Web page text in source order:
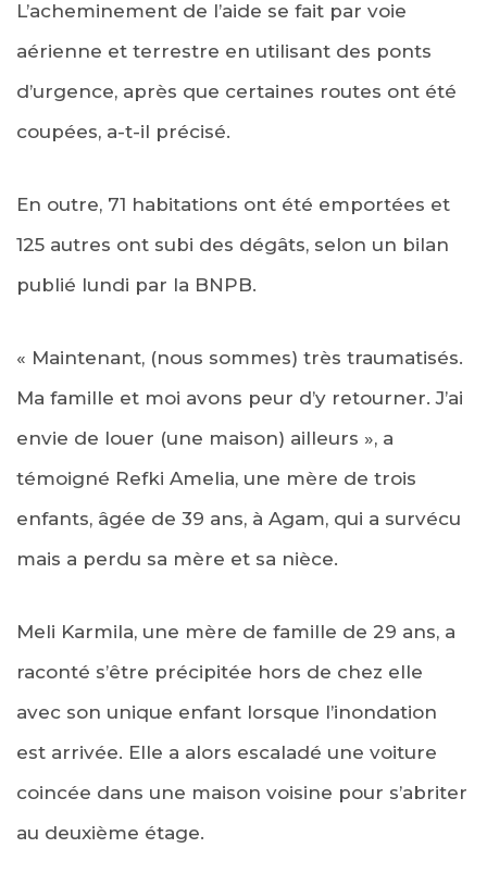
L’acheminement de l’aide se fait par voie
aérienne et terrestre en utilisant des ponts
d’urgence, après que certaines routes ont été
coupées, a-t-il précisé.
En outre, 71 habitations ont été emportées et
125 autres ont subi des dégâts, selon un bilan
publié lundi par la BNPB.
« Maintenant, (nous sommes) très traumatisés.
Ma famille et moi avons peur d’y retourner. J’ai
envie de louer (une maison) ailleurs », a
témoigné Refki Amelia, une mère de trois
enfants, âgée de 39 ans, à Agam, qui a survécu
mais a perdu sa mère et sa nièce.
Meli Karmila, une mère de famille de 29 ans, a
raconté s’être précipitée hors de chez elle
avec son unique enfant lorsque l’inondation
est arrivée. Elle a alors escaladé une voiture
coincée dans une maison voisine pour s’abriter
au deuxième étage.